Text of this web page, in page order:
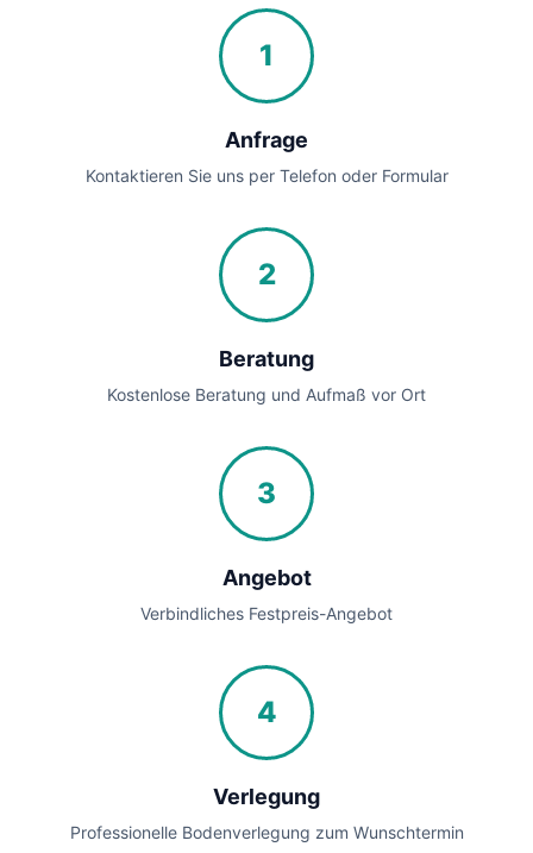
1
Anfrage
Kontaktieren Sie uns per Telefon oder Formular
2
Beratung
Kostenlose Beratung und Aufmaß vor Ort
3
Angebot
Verbindliches Festpreis-Angebot
4
Verlegung
Professionelle Bodenverlegung zum Wunschtermin